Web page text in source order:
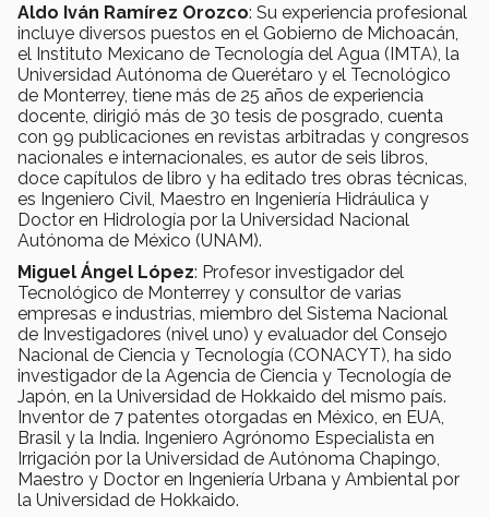
Aldo Iván Ramírez Orozco: Su experiencia profesional
incluye diversos puestos en el Gobierno de Michoacán,
el Instituto Mexicano de Tecnología del Agua (IMTA), la
Universidad Autónoma de Querétaro y el Tecnológico
de Monterrey, tiene más de 25 años de experiencia
docente, dirigió más de 30 tesis de posgrado, cuenta
con 99 publicaciones en revistas arbitradas y congresos
nacionales e internacionales, es autor de seis libros,
doce capítulos de libro y ha editado tres obras técnicas,
es Ingeniero Civil, Maestro en Ingeniería Hidráulica y
Doctor en Hidrología por la Universidad Nacional
Autónoma de México (UNAM).
Miguel Ángel López: Profesor investigador del
Tecnológico de Monterrey y consultor de varias
empresas e industrias, miembro del Sistema Nacional
de Investigadores (nivel uno) y evaluador del Consejo
Nacional de Ciencia y Tecnología (CONACYT), ha sido
investigador de la Agencia de Ciencia y Tecnología de
Japón, en la Universidad de Hokkaido del mismo país.
Inventor de 7 patentes otorgadas en México, en EUA,
Brasil y la India. Ingeniero Agrónomo Especialista en
Irrigación por la Universidad de Autónoma Chapingo,
Maestro y Doctor en Ingeniería Urbana y Ambiental por
la Universidad de Hokkaido.